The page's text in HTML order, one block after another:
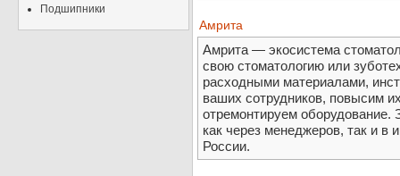
Подшипники
Амрита
Амрита — экосистема
свою стоматологию или
расходными материалами,
ваших сотрудников, повысим
отремонтируем оборудование.
как через менеджеров, так и в
России.